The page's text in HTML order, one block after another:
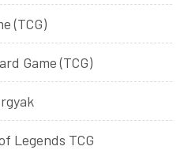
(TCG)
Game (TCG)
Legends TCG